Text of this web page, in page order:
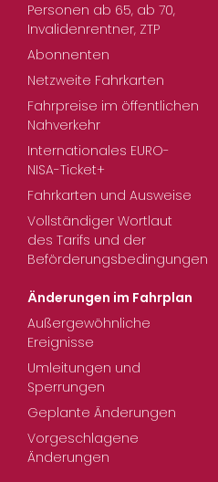
Personen ab 65, ab 70,
Invalidenrentner, ZTP
Abonnenten
Netzweite Fahrkarten
Fahrpreise im öffentlichen
Nahverkehr
Internationales EURO-
NISA-Ticket+
Fahrkarten und Ausweise
Vollständiger Wortlaut
des Tarifs und der
Beförderungsbedingungen
Änderungen im Fahrplan
Außergewöhnliche
Ereignisse
Umleitungen und
Sperrungen
Geplante Änderungen
Vorgeschlagene
Änderungen